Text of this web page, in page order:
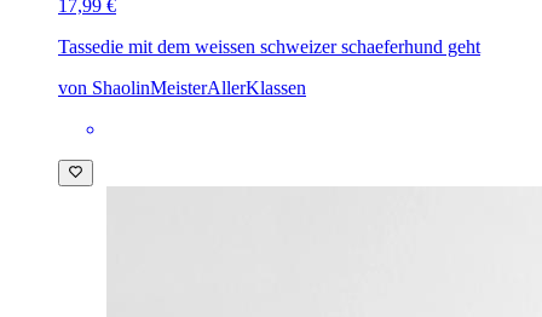
17,99 €
Tassedie mit dem weissen schweizer schaeferhund geht
von ShaolinMeisterAllerKlassen